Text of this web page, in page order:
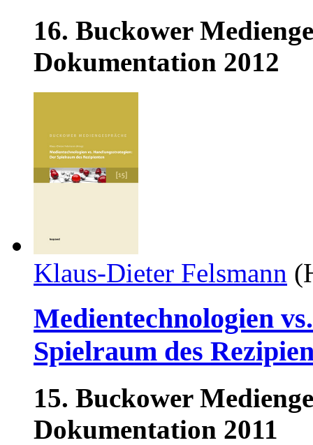
16. Buckower
Dokumentation 2012
Klaus-Dieter Felsmann
Medientechnologien
Spielraum des
15. Buckower
Dokumentation 2011